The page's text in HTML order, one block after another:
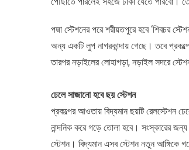
পদ্মা স্টেশনের পরে শরীয়তপুরে হবে ‘শিবচর
অন্য একটি লুপ নাগরকান্দায় গেছে। তবে
তারপর নড়াইলের লোহাগড়া, নড়াইল সদরে
ঢেলে সাজানো হবে ছয় স্টেশন
প্রকল্পের আওতায় বিদ্যমান ছয়টি রেলস্টেশন
নান্দনিক করে গড়ে তোলা হবে। সংস্কারের
স্টেশন। বিদ্যমান এসব স্টেশন নতুন আঙ্গিকে